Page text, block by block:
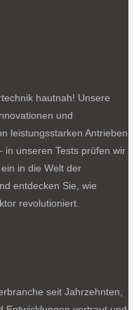
hautnah! Unsere
und
leistungsstarken Antrieben
in unseren Tests prüfen wir
in die Welt der
entdecken Sie, wie
revolutioniert.
seit Jahrzehnten,